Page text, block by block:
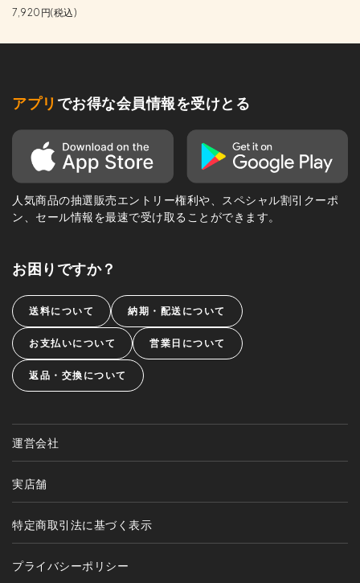
7,920円(税込)
アプリ でお得な会員情報を受けとる
人気商品の抽選販売エントリー権利や、スペシャル割引クーポ
ン、セール情報を最速で受け取ることができます。
お困りですか？
送料について 納期・配送について
お支払いについて 営業日について
返品・交換について
運営会社
実店舗
特定商取引法に基づく表示
プライバシーポリシー